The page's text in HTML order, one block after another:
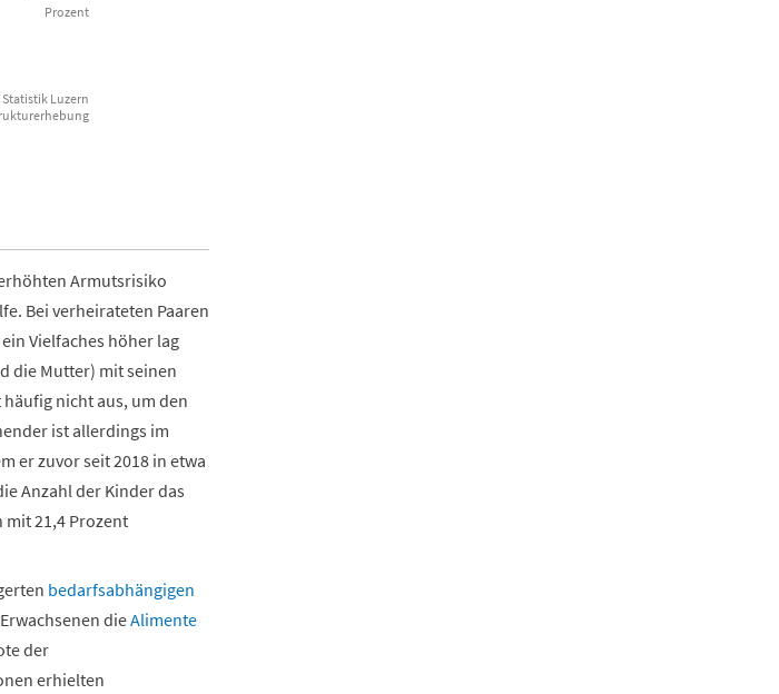
Prozent
Statistik Luzern
Armutsrisiko
Bei verheirateten Paaren
Vielfaches höher lag
die Mutter) mit seinen
nicht aus, um den
ist allerdings im
er zuvor seit 2018 in etwa
Anzahl der Kinder das
21,4 Prozent
bedarfsabhängigen
dieAlimente
der
erhielten